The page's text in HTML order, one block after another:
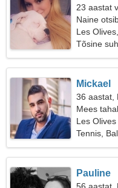
23 aastat
Naine
Les
Tõsine
Mickael
36 aastat,
Mees
Les Olives
Tennis,
Pauline